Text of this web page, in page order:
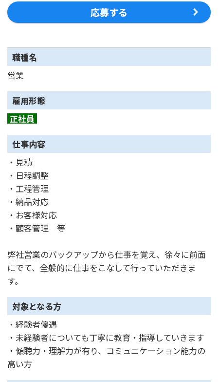
応募する
職種名
営業
雇用形態
正社員
仕事内容
・見積
・日程調整
・工程管理
・納品対応
・お客様対応
・顧客管理 等
弊社営業のバックアップから仕事を覚え、徐々に前面
にでて、全般的に仕事をこなして行っていただきま
す。
対象となる方
・経験者優遇
・未経験者についても丁寧に教育・指導していきます
・傾聴力・理解力が有り、コミュニケーション能力の
高い方